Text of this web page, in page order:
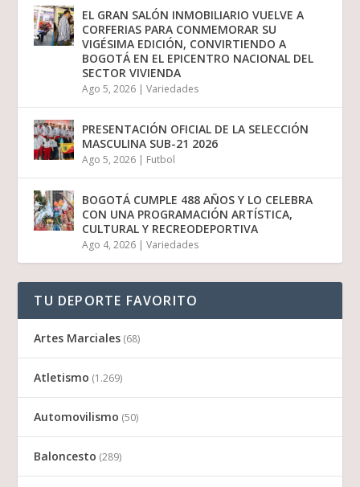
EL GRAN SALÓN INMOBILIARIO VUELVE A
CORFERIAS PARA CONMEMORAR SU
VIGÉSIMA EDICIÓN, CONVIRTIENDO A
BOGOTÁ EN EL EPICENTRO NACIONAL DEL
SECTOR VIVIENDA
Ago 5, 2026 |Variedades
PRESENTACIÓN OFICIAL DE LA SELECCIÓN
MASCULINA SUB-21 2026
Ago 5, 2026 | Futbol
BOGOTÁ CUMPLE 488 AÑOS Y LO CELEBRA
CON UNA PROGRAMACIÓN ARTÍSTICA,
CULTURAL Y RECREODEPORTIVA
Ago 4, 2026 |Variedades
TU DEPORTE FAVORITO
Artes Marciales (68)
Atletismo (1.269)
Automovilismo (50)
Baloncesto (289)